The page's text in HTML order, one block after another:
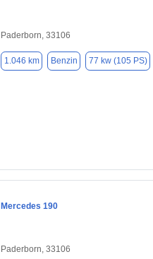
Paderborn, 33106
1.046 km Benzin 77 kw (105 PS)
Mercedes 190
Paderborn, 33106